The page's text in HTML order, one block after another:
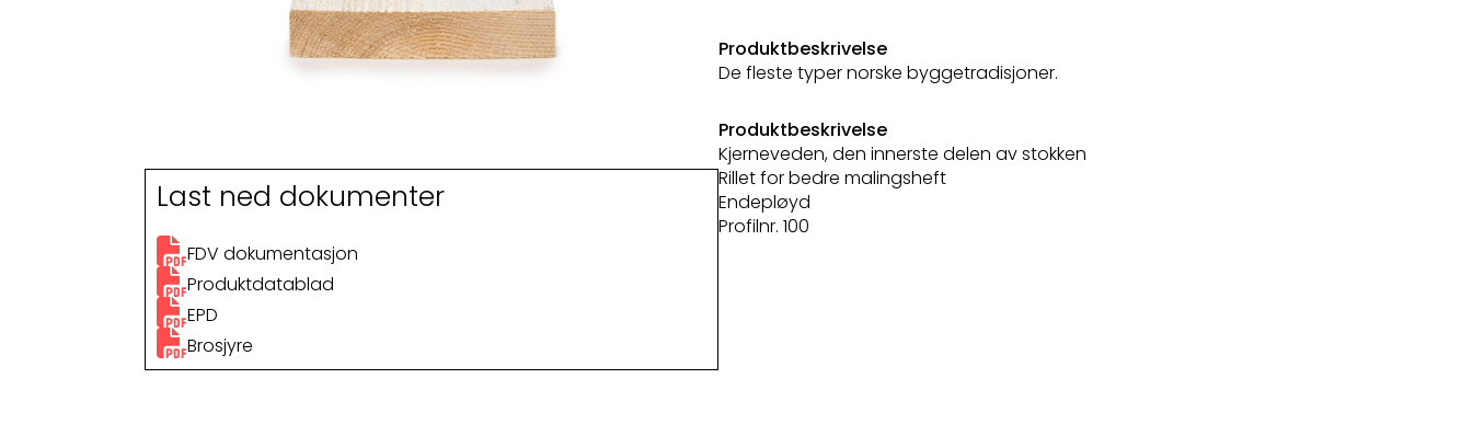
Last ned dokumenter
FDV dokumentasjon
Produktdatablad
EPD
Brosjyre
Produktbeskrivelse
De fleste typer norske byggetradisjoner.
Produktbeskrivelse
Kjerneveden, den innerste delen av stokken
Rillet for bedre malingsheft
Endepløyd
Profilnr. 100